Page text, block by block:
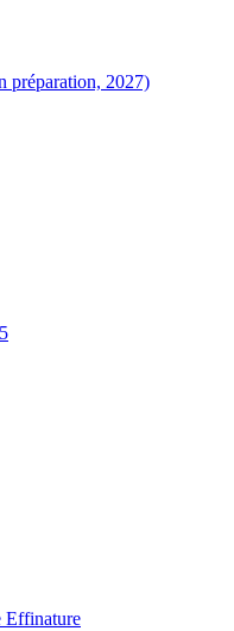
préparation, 2027)
Effinature